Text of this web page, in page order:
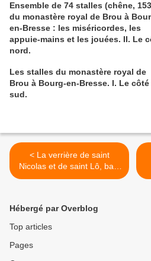
Ensemble de 74 stalles (chêne,
du monastère royal de Brou à
en-Bresse : les miséricordes, les
appuie-mains et les jouées. II. Le côté
nord.
Les stalles du monastère royal de
Brou à Bourg-en-Bresse. I. Le côté
sud.
< La verrière de saint
Nicolas et de saint Lô, baie
3 de l'église de Bourg-
Hébergé par Overblog
Top articles
Pages